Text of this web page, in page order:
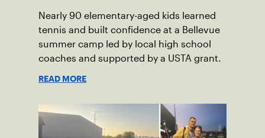
Nearly 90 elementary-aged kids learned
tennis and built confidence at a Bellevue
summer camp led by local high school
coaches and supported by a USTA grant.
READ MORE